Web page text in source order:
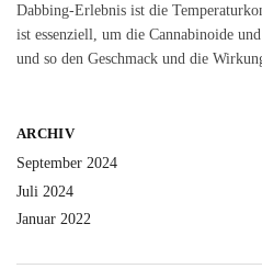
Dabbing-Erlebnis ist die
ist essenziell, um die Cannabinoide
und so den Geschmack und die
ARCHIV
September 2024
Juli 2024
Januar 2022